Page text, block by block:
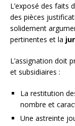
L’exposé des faits
des pièces
solidement
pertinentes et la
L’assignation doit
et subsidiaires :
La restitution
nombre et
Une astreinte